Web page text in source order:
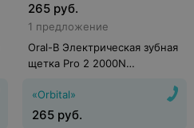
265 руб.
1 предложение
Oral-B Электрическая зубная
щетка Pro 2 2000N
«Orbital»
265 руб.